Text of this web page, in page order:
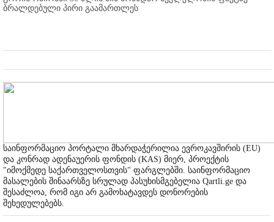
ბრალდებული პირი გაამართლეს
საინფორმაციო პორტალი მხარდაჭერილია ევროკავშირის (EU)
და კონრად ადენაუერის ფონდის (KAS) მიერ, პროექტის
"იმოქმედე საქართველოსთვის" ფარგლებში. საინფორმაციო
მასალების შინაარსზე სრულად პასუხისმგებელია Qartli.ge და
შესაძლოა, რომ იგი არ გამოხატავდეს დონორების
შეხედულებებს.